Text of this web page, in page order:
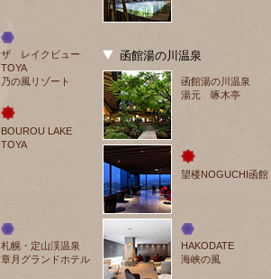
ザ　レイクビュー
TOYA
乃の風リゾート
BOUROU LAKE
TOYA
札幌・定山渓温泉
章月グランドホテル
函館湯の川温泉
函館湯の川温泉
湯元 啄木亭
望楼NOGUCHI函館
HAKODATE
海峡の風